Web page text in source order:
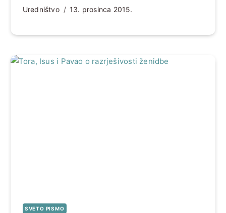
Uredništvo 13. prosinca 2015.
SVETO PISMO